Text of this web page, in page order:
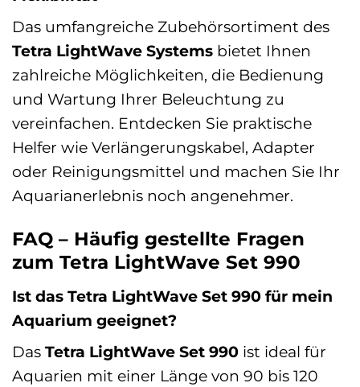
Das umfangreiche Zubehörsortiment des
Tetra LightWave Systems bietet Ihnen
zahlreiche Möglichkeiten, die Bedienung
und Wartung Ihrer Beleuchtung zu
vereinfachen. Entdecken Sie praktische
Helfer wie Verlängerungskabel, Adapter
oder Reinigungsmittel und machen Sie Ihr
Aquarianerlebnis noch angenehmer.
FAQ – Häufig gestellte Fragen
zum Tetra LightWave Set 990
Ist das Tetra LightWave Set 990 für mein
Aquarium geeignet?
Das Tetra LightWave Set 990 ist ideal für
Aquarien mit einer Länge von 90 bis 120